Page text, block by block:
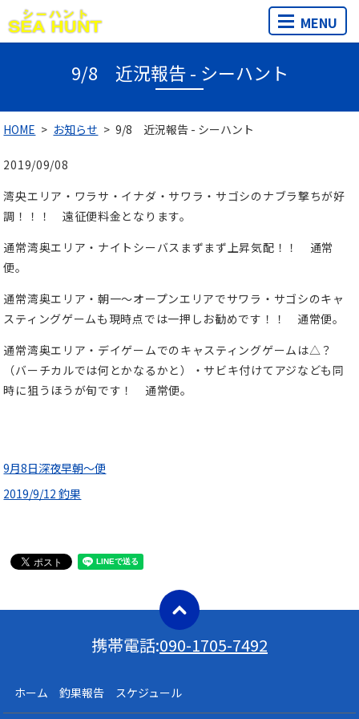
MENU
9/8 近況報告 - シーハント
HOME お知らせ 9/8 近況報告 - シーハント
2019/09/08
湾央エリア・ワラサ・イナダ・サワラ・サゴシのナブラ撃ちが好
調！！！ 遠征便料金となります。
通常湾奥エリア・ナイトシーバスまずまず上昇気配！！ 通常
便。
通常湾奥エリア・朝一～オープンエリアでサワラ・サゴシのキャ
スティングゲームも現時点では一押しお勧めです！！ 通常便。
通常湾奥エリア・デイゲームでのキャスティングゲームは△？
（バーチカルでは何とかなるかと）・サビキ付けてアジなども同
時に狙うほうが旬です！ 通常便。
9月8日深夜早朝～便
2019/9/12 釣果
携帯電話:090-1705-7492
ホーム 釣果報告 スケジュール